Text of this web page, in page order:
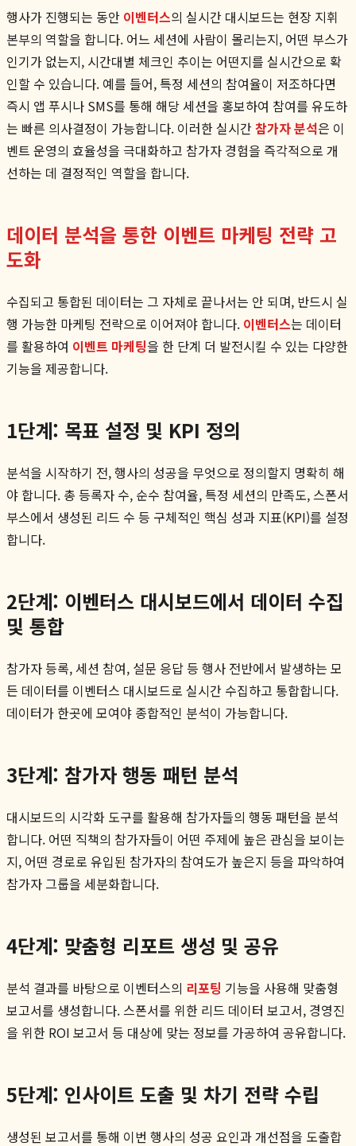
행사가 진행되는 동안 이벤터스의 실시간 대시보드는 현장 지휘
본부의 역할을 합니다. 어느 세션에 사람이 몰리는지, 어떤 부스가
인기가 없는지, 시간대별 체크인 추이는 어떤지를 실시간으로 확
인할 수 있습니다. 예를 들어, 특정 세션의 참여율이 저조하다면
즉시 앱 푸시나 SMS를 통해 해당 세션을 홍보하여 참여를 유도하
는 빠른 의사결정이 가능합니다. 이러한 실시간참가자 분석은 이
벤트 운영의 효율성을 극대화하고 참가자 경험을 즉각적으로 개
선하는 데 결정적인 역할을 합니다.
데이터 분석을 통한 이벤트 마케팅 전략 고
도화
수집되고 통합된 데이터는 그 자체로 끝나서는 안 되며, 반드시 실
행 가능한 마케팅 전략으로 이어져야 합니다. 이벤터스는 데이터
를 활용하여 이벤트 마케팅을 한 단계 더 발전시킬 수 있는 다양한
기능을 제공합니다.
1단계: 목표 설정 및 KPI 정의
분석을 시작하기 전, 행사의 성공을 무엇으로 정의할지 명확히 해
야 합니다. 총 등록자 수, 순수 참여율, 특정 세션의 만족도, 스폰서
부스에서 생성된 리드 수 등 구체적인 핵심 성과 지표(KPI)를 설정
합니다.
2단계: 이벤터스 대시보드에서 데이터 수집
및 통합
참가자 등록, 세션 참여, 설문 응답 등 행사 전반에서 발생하는 모
든 데이터를 이벤터스 대시보드로 실시간 수집하고 통합합니다.
데이터가 한곳에 모여야 종합적인 분석이 가능합니다.
3단계: 참가자 행동 패턴 분석
대시보드의 시각화 도구를 활용해 참가자들의 행동 패턴을 분석
합니다. 어떤 직책의 참가자들이 어떤 주제에 높은 관심을 보이는
지, 어떤 경로로 유입된 참가자의 참여도가 높은지 등을 파악하여
참가자 그룹을 세분화합니다.
4단계: 맞춤형 리포트 생성 및 공유
분석 결과를 바탕으로 이벤터스의 리포팅 기능을 사용해 맞춤형
보고서를 생성합니다. 스폰서를 위한 리드 데이터 보고서, 경영진
을 위한 ROI 보고서 등 대상에 맞는 정보를 가공하여 공유합니다.
5단계: 인사이트 도출 및 차기 전략 수립
생성된 보고서를 통해 이번 행사의 성공 요인과 개선점을 도출합